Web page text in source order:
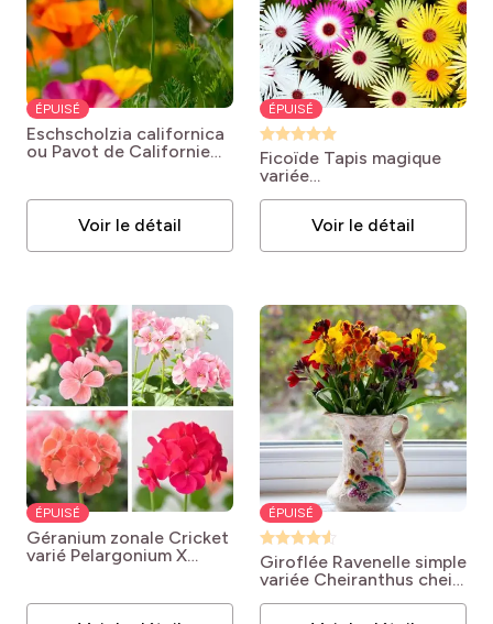
ÉPUISÉ
Eschscholzia californica
ou Pavot de Californie
Voir le détail
ÉPUISÉ
Ficoïde Tapis magique
variée
Magique'Voir le détail
ÉPUISÉ
Géranium zonale Cricket
varié Pelargonium X
ÉPUISÉ
Giroflée Ravenelle simple
variée Cheiranthus cheiri